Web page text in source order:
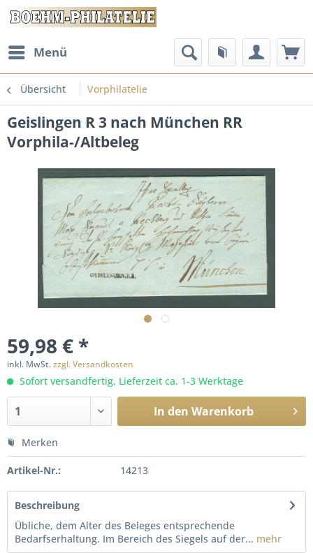
Menü
Übersicht Vorphilatelie
Geislingen R 3 nach München RR
Vorphila-/Altbeleg
59,98 € *
inkl. MwSt.zzgl. Versandkosten
Sofort versandfertig, Lieferzeit ca. 1-3 Werktage
In den Warenkorb
Merken
Artikel-Nr.: 14213
Beschreibung
Übliche, dem Alter des Beleges entsprechende
Bedarfserhaltung. Im Bereich des Siegels auf der... mehr